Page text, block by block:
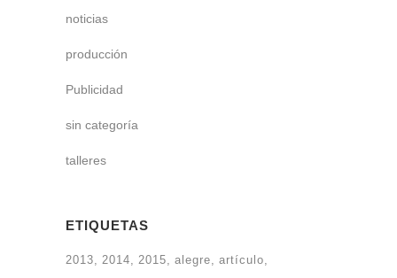
noticias
producción
Publicidad
sin categoría
talleres
ETIQUETAS
2013 2014 2015 alegre
artículo